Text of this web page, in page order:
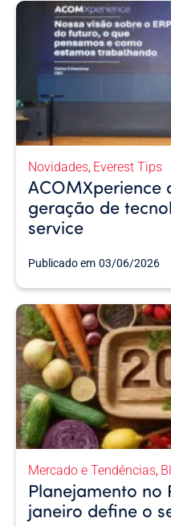
Novidades, Everest Tips
ACOMXperience
geração de
service
Publicado em 03/06/2026
Mercado e Tendências,
Planejamento no
janeiro define o